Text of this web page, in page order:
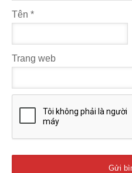
Tên *
Trang web